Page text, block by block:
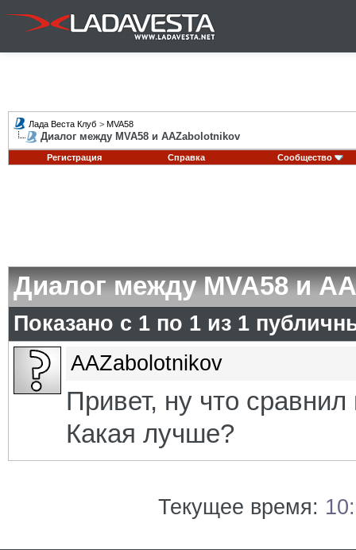
Лада Веста Клуб > MVA58
Диалог между MVA58 и AAZabolotnikov
Регистрация Справка Сообщество
Диалог между MVA58 и
Показано с 1 по 1 из 1
AAZabolotnikov
Привет, ну что
Какая лучше?
Текущее время: